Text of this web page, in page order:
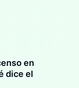
en
dice el